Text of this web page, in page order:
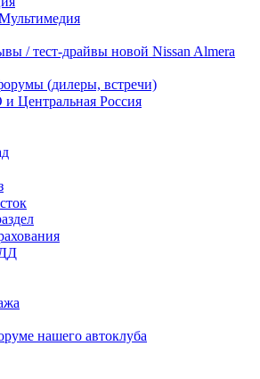
/ тест-драйвы новой Nissan Almera
(дилеры, встречи)
Россия
нашего автоклуба